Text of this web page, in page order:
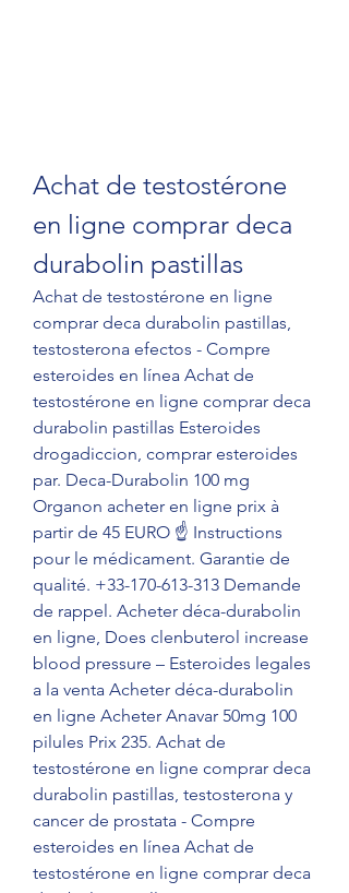
Achat de testostérone
en ligne comprar deca
durabolin pastillas
Achat de testostérone en ligne
comprar deca durabolin pastillas,
testosterona efectos - Compre
esteroides en línea Achat de
testostérone en ligne comprar deca
durabolin pastillas Esteroides
drogadiccion, comprar esteroides
par. Deca-Durabolin 100 mg
Organon acheter en ligne prix à
partir de 45 EURO ☝ Instructions
pour le médicament. Garantie de
qualité. +33-170-613-313 Demande
de rappel. Acheter déca-durabolin
en ligne, Does clenbuterol increase
blood pressure – Esteroides legales
a la venta Acheter déca-durabolin
en ligne Acheter Anavar 50mg 100
pilules Prix 235. Achat de
testostérone en ligne comprar deca
durabolin pastillas, testosterona y
cancer de prostata - Compre
esteroides en línea Achat de
testostérone en ligne comprar deca